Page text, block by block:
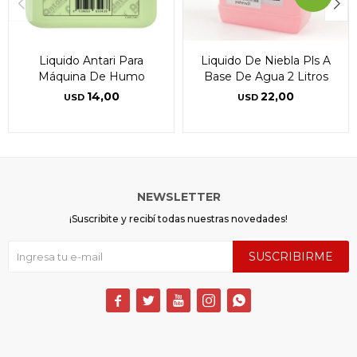
Liquido Antari Para
Máquina De Humo
USD 14,00
Liquido De Niebla Pls A
Base De Agua 2 Litros
USD 22,00
NEWSLETTER
¡Suscribite y recibí todas nuestras novedades!
SUSCRIBIRME
    